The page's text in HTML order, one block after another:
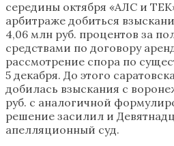
середины октября «АЛС и
арбитраже добиться
4,06 млн руб. процентов за
средствами по договору
рассмотрение спора по
5 декабря. До этого
добилась взыскания с
руб. с аналогичной
решение засилил и
апелляционный суд.